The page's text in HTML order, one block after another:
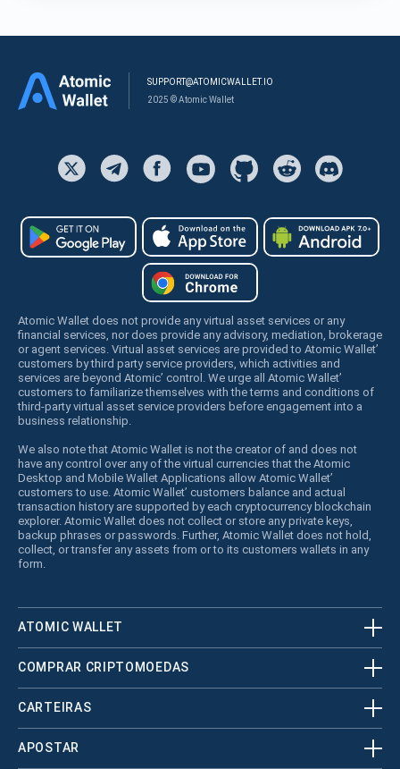
SUPPORT@ATOMICWALLET.IO
2025 © Atomic Wallet
Atomic Wallet does not provide any virtual asset services or any
financial services, nor does provide any advisory, mediation, brokerage
or agent services. Virtual asset services are provided to Atomic Wallet’
customers by third party service providers, which activities and
services are beyond Atomic’ control. We urge all Atomic Wallet’
customers to familiarize themselves with the terms and conditions of
third-party virtual asset service providers before engagement into a
business relationship.
We also note that Atomic Wallet is not the creator of and does not
have any control over any of the virtual currencies that the Atomic
Desktop and Mobile Wallet Applications allow Atomic Wallet’
customers to use. Atomic Wallet’ customers balance and actual
transaction history are supported by each cryptocurrency blockchain
explorer. Atomic Wallet does not collect or store any private keys,
backup phrases or passwords. Further, Atomic Wallet does not hold,
collect, or transfer any assets from or to its customers wallets in any
form.
ATOMIC WALLET
COMPRAR CRIPTOMOEDAS
CARTEIRAS
APOSTAR